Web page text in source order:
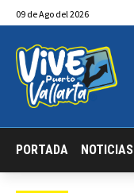
09 deAgo del 2026
PORTADA NOTICIAS